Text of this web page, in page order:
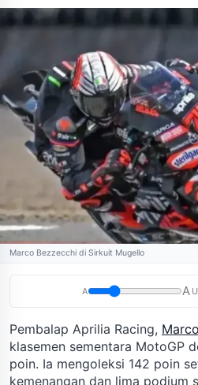
Marco Bezzecchi di Sirkuit Mugello
A A
Pembalap Aprilia Racing,
klasemen sementara MotoGP
poin. Ia mengoleksi 142 poin
kemenangan dan lima podium